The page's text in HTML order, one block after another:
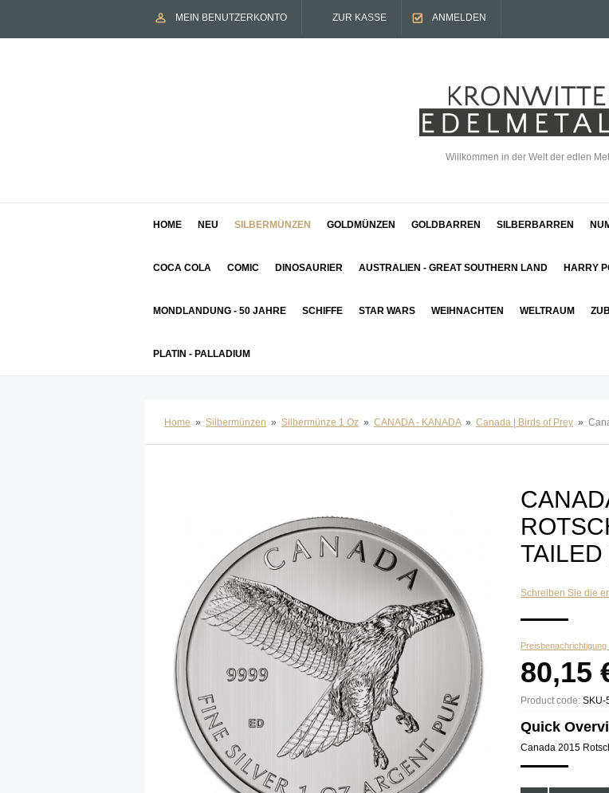
MEIN BENUTZERKONTO ZUR KASSE ANMELDEN
Willkommen in der Welt der edlen
HOME NEU SILBERMÜNZEN GOLDMÜNZEN GOLDBARREN SILBERBARREN
COCA COLA COMIC DINOSAURIER AUSTRALIEN - GREAT SOUTHERN LAND HARRY
MONDLANDUNG - 50 JAHRE SCHIFFE STAR WARS WEIHNACHTEN WELTRAUM
PLATIN - PALLADIUM
Home » Silbermünzen » Silbermünze 1 Oz » CANADA - KANADA » Canada | Birds of Prey »
Schreiben Sie die
80,15
Product code: SKU-
Quick
Canada 2015